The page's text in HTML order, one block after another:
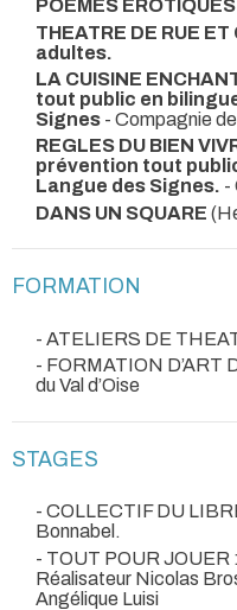
POEMES EROTIQUES
THEATRE DE RUE
adultes.
LA CUISINE
tout public en
Signes - Compagnie
REGLES DU BIEN
prévention tout
Langue des Signes. -
DANS UN SQUARE
FORMATION
- ATELIERS DE
- FORMATION D’ART
du Val d’Oise
STAGES
- COLLECTIF DU
Bonnabel.
- TOUT POUR JOUER
Réalisateur Nicolas
Angélique Luisi